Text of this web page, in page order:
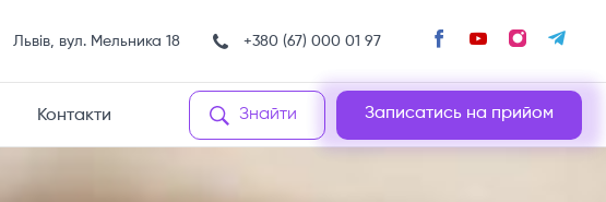
Львів, вул. Мельника 18 +380 (67) 000 01 97
Контакти Знайти Записатись на прийом